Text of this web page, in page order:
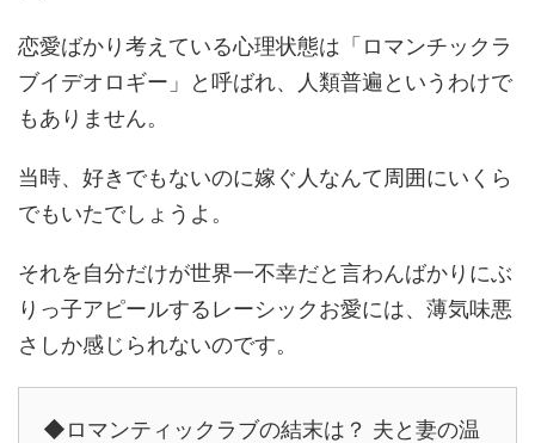
恋愛ばかり考えている心理状態は「ロマンチックラ
ブイデオロギー」と呼ばれ、人類普遍というわけで
もありません。
当時、好きでもないのに嫁ぐ人なんて周囲にいくら
でもいたでしょうよ。
それを自分だけが世界一不幸だと言わんばかりにぶ
りっ子アピールするレーシックお愛には、薄気味悪
さしか感じられないのです。
◆ロマンティックラブの結末は？ 夫と妻の温